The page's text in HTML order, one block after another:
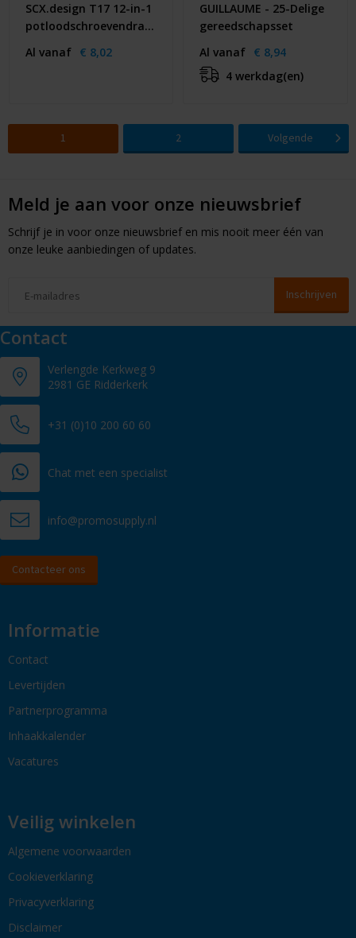
SCX.design T17 12-in-1
potloodschroevendraaier
Al vanaf € 8,02
GUILLAUME - 25-Delige
gereedschapsset
Al vanaf € 8,94
4 werkdag(en)
1 2 Volgende
Meld je aan voor onze nieuwsbrief
Schrijf je in voor onze nieuwsbrief en mis nooit meer één van
onze leuke aanbiedingen of updates.
Contact
Verlengde Kerkweg 9
2981 GE Ridderkerk
+31 (0)10 200 60 60
Chat met een specialist
info@promosupply.nl
Contacteer ons
Informatie
Contact
Levertijden
Partnerprogramma
Inhaakkalender
Vacatures
Veilig winkelen
Algemene voorwaarden
Cookieverklaring
Privacyverklaring
Disclaimer